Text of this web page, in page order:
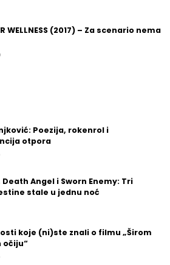
WELLNESS (2017) – Za scenario nema
Poezija, rokenrol i
otpora
Angel i Sworn Enemy: Tri
stale u jednu noć
koje (ni)ste znali o filmu „Širom
očiju“